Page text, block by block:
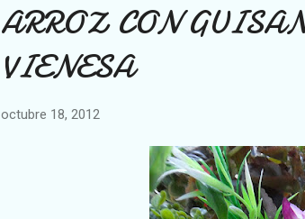
ARROZ CON
VIENESA
octubre 18, 2012